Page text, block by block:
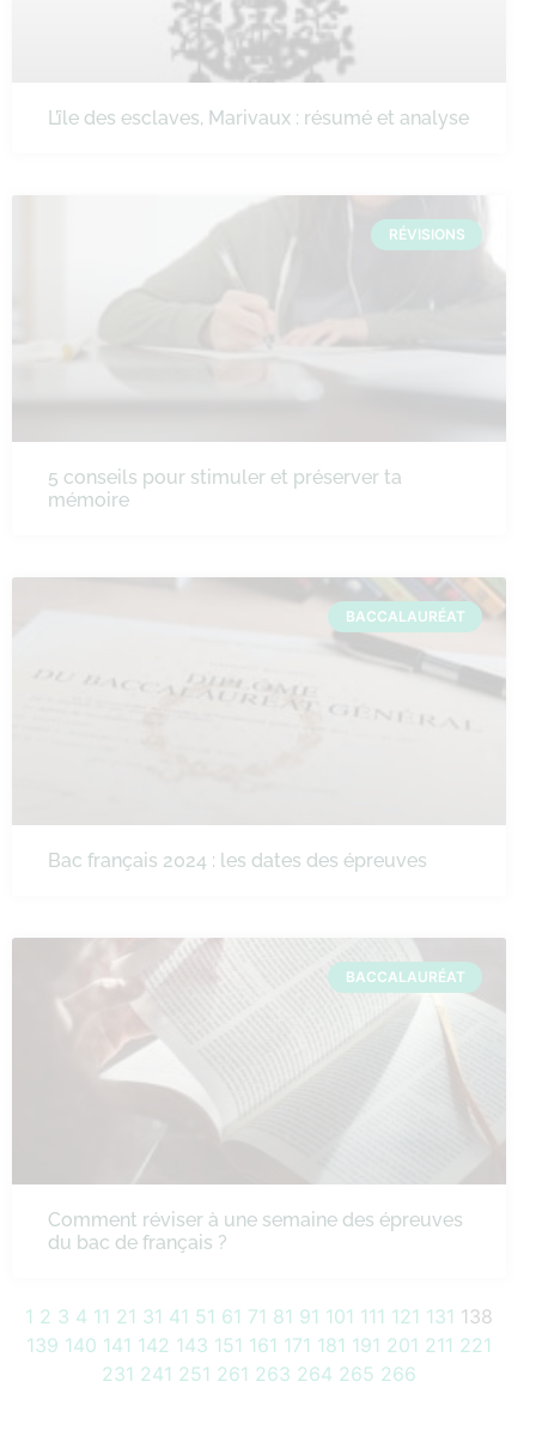
L’île des esclaves, Marivaux : résumé et analyse
RÉVISIONS
5 conseils pour stimuler et préserver ta
mémoire
BACCALAURÉAT
Bac français 2024 : les dates des épreuves
BACCALAURÉAT
Comment réviser à une semaine des épreuves
du bac de français ?
1 2 3 4 11 21 31 41 51 61 71 81 91 101 111 121 131 138
139 140 141 142 143 151 161 171 181 191 201 211 221
231 241 251 261 263 264 265 266